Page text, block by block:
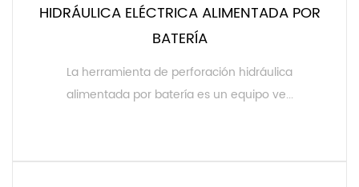
HIDRÁULICA ELÉCTRICA ALIMENTADA POR
BATERÍA
La herramienta de perforación hidráulica
alimentada por batería es un equipo ve...